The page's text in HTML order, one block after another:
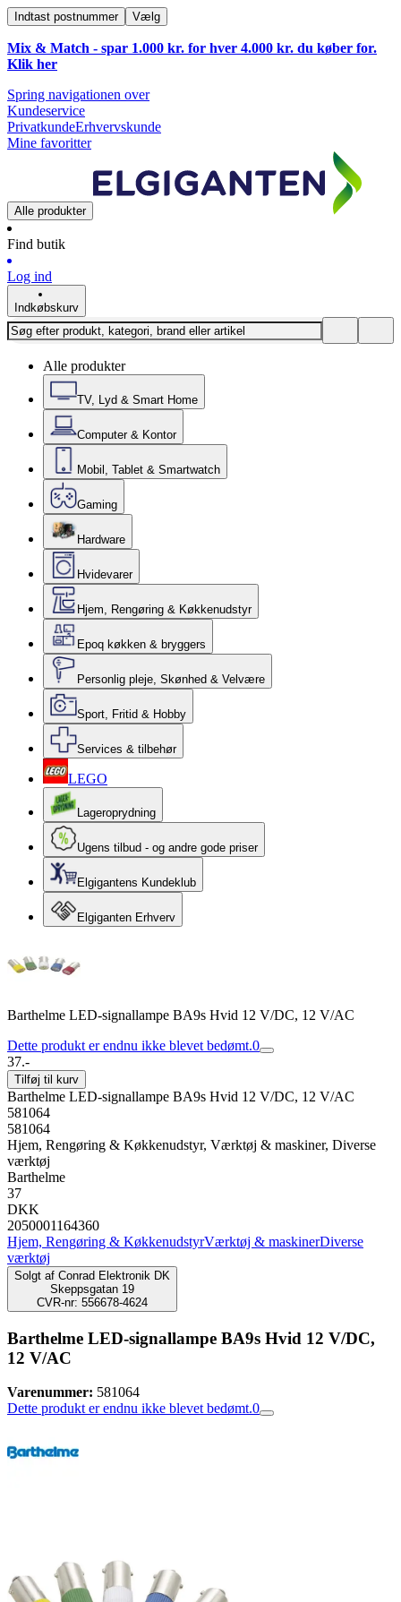
Indtast postnummer Vælg
Mix & Match - spar 1.000 kr. for hver 4.000 kr. du køber for.
Klik her
Spring navigationen over
Kundeservice
PrivatkundeErhvervskunde
Mine favoritter
Alle produkter
Find butik
Log ind
Indkøbskurv
Alle produkter
TV, Lyd & Smart Home
Computer & Kontor
Mobil, Tablet & Smartwatch
Gaming
Hardware
Hvidevarer
Hjem, Rengøring & Køkkenudstyr
Epoq køkken & bryggers
Personlig pleje, Skønhed & Velvære
Sport, Fritid & Hobby
Services & tilbehør
LEGO
Lageroprydning
Ugens tilbud - og andre gode priser
Elgigantens Kundeklub
Elgiganten Erhverv
Barthelme LED-signallampe BA9s Hvid 12 V/DC, 12 V/AC
Dette produkt er endnu ikke blevet bedømt.0
37.-
Tilføj til kurv
Barthelme LED-signallampe BA9s Hvid 12 V/DC, 12 V/AC
581064
581064
Hjem, Rengøring & Køkkenudstyr, Værktøj & maskiner, Diverse
værktøj
Barthelme
37
DKK
2050001164360
Hjem, Rengøring & KøkkenudstyrVærktøj & maskinerDiverse
værktøj
Solgt af Conrad Elektronik DK
Skeppsgatan 19
CVR-nr: 556678-4624
Barthelme LED-signallampe BA9s Hvid 12 V/DC,
12 V/AC
Varenummer: 581064
Dette produkt er endnu ikke blevet bedømt.0